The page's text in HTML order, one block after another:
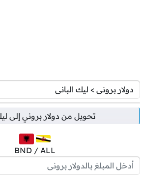
تحويل من دولار بروني إلى
BND / ALL